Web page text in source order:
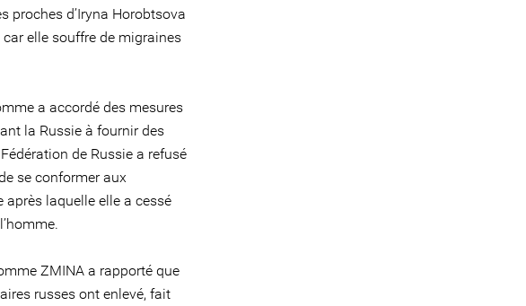
proches d’Iryna Horobtsova
elle souffre de migraines
a accordé des mesures
la Russie à fournir des
de Russie a refusé
se conformer aux
après laquelle elle a cessé
ZMINA a rapporté que
russes ont enlevé, fait